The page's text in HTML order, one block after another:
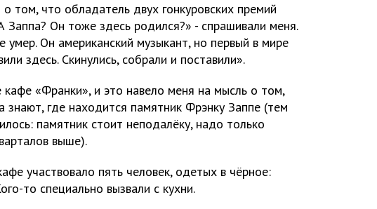
том, что обладатель двух гонкуровских премий
Заппа? Он тоже здесь родился?» - спрашивали меня.
Он американский музыкант, но первый в мире
здесь. Скинулись, собрали и поставили».
кафе «Франки», и это навело меня на мысль о том,
знают, где находится памятник Фрэнку Заппе (тем
памятник стоит неподалёку, надо только
выше).
участвовало пять человек, одетых в чёрное:
то специально вызвали с кухни.